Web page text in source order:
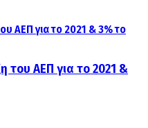
του ΑΕΠ για το 2021 &